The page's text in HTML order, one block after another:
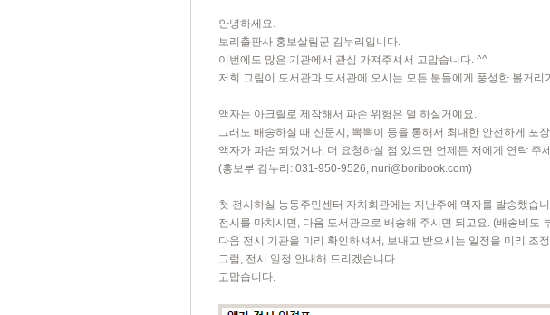
안녕하세요.
보리출판사 홍보살림꾼 김누리입니다.
이번에도 많은 기관에서 관심 가져주셔서 고맙습니다. ^^
저희 그림이 도서관과 도서관에 오시는 모든 분들에게 풍성한 볼거리
액자는 아크릴로 제작해서 파손 위험은 덜 하실거예요.
그래도 배송하실 때 신문지, 뽁뽁이 등을 통해서 최대한 안전하게 포
액자가 파손 되었거나, 더 요청하실 점 있으면 언제든 저에게 연락 주
(홍보부 김누리: 031-950-9526, nuri@boribook.com)
첫 전시하실 능동주민센터 자치회관에는 지난주에 액자를 발송했습
전시를 마치시면, 다음 도서관으로 배송해 주시면 되고요. (배송비도
다음 전시 기관을 미리 확인하셔서, 보내고 받으시는 일정을 미리 조
그럼, 전시 일정 안내해 드리겠습니다.
고맙습니다.